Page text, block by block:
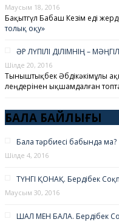
Маусым 18, 2016
Бақытгүл Бабаш Кезім еді
толық оқу»
ӘР ЛҮПІЛІ ДІЛІМНІҢ –
Шілде 20, 2016
Тыныштықбек Әбдікәкімұлы
өлеңдерінен ықшамдалған
БАЛА БАЙЛЫҒЫ
Бала тәрбиесі бабында ма?
Шілде 4, 2016
ТҮНГІ ҚОНАҚ. Бердібек
Маусым 30, 2016
ШАЛ МЕН БАЛА. Бердібек